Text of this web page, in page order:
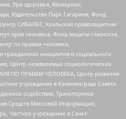
Эра здоровья, Мемориал,
Издательство Парк Гагарина, Фонд
СИБАЛЬТ, Уральская правозащитная
прав человека, Фонд защиты гласности,
по правам человека,
гражданских инициатив и социального
Центр независимых социологических
ПО ПРАВАМ ЧЕЛОВЕКА, Центр развития
учреждение в Калининграде Совета
содействие, Трансперенси
Средств Массовой Информации,
Частное учреждение в Санкт-